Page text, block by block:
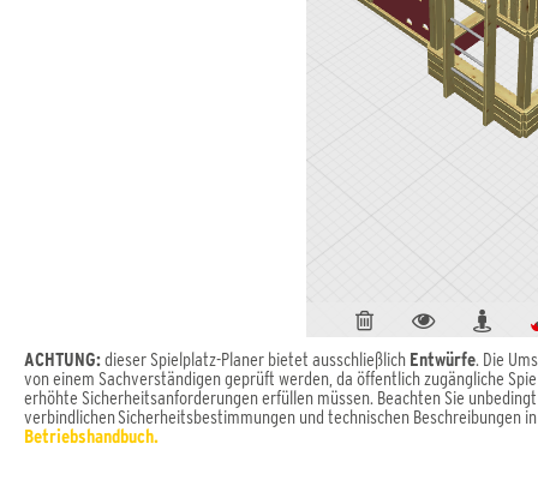
ACHTUNG:dieser Spielplatz-Planer bietet ausschließlich Entwürfe. Die
von einem Sachverständigen geprüft werden, da öffentlich zugängliche
erhöhte Sicherheitsanforderungen erfüllen müssen. Beachten Sie
verbindlichen Sicherheitsbestimmungen und technischen Beschreibungen
Betriebshandbuch.